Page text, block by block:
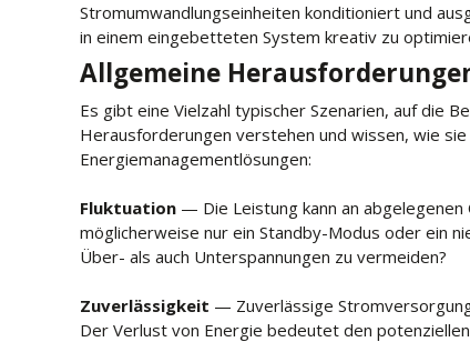
Stromumwandlungseinheiten konditioniert und
in einem eingebetteten System kreativ zu
Allgemeine
Es gibt eine Vielzahl typischer Szenarien, auf die
Herausforderungen verstehen und wissen, wie
Energiemanagementlösungen:
Fluktuation — Die Leistung kann an
möglicherweise nur ein Standby-Modus oder ein
Über- als auch Unterspannungen zu vermeiden?
Zuverlässigkeit — Zuverlässige
Der Verlust von Energie bedeutet den